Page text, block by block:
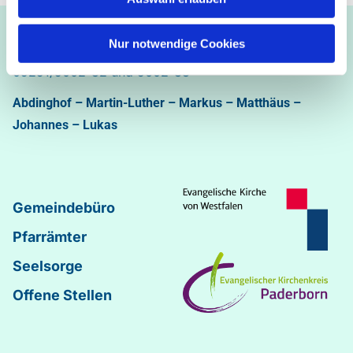
Nur notwendige Cookies
Ev.-luth. Kirchengemeinde Paderborn
Bastfelder Weg 30 - 33098 Paderborn
05251/5002-32 und 5002-33
Abdinghof – Martin-Luther – Markus – Matthäus –
Johannes – Lukas
Gemeindebüro
Pfarrämter
Seelsorge
Offene Stellen